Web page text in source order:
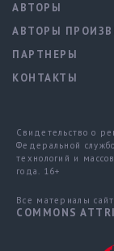
АВТОРЫ
АВТОРЫ
ПАРТНЕРЫ
КОНТАКТЫ
Свидетельство о
Федеральной
технологий и
года. 16+
Все материалы
COMMONS